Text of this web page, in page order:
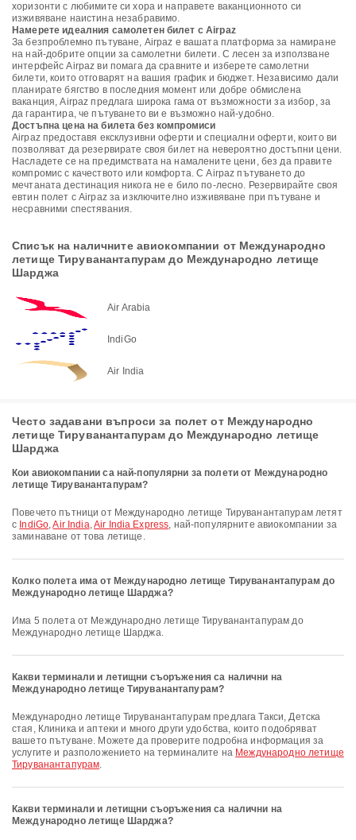
хоризонти с любимите си хора и направете ваканционното си
изживяване наистина незабравимо.
Намерете идеалния самолетен билет с Airpaz
За безпроблемно пътуване, Airpaz е вашата платформа за намиране
на най-добрите опции за самолетни билети. С лесен за използване
интерфейс Airpaz ви помага да сравните и изберете самолетни
билети, които отговарят на вашия график и бюджет. Независимо дали
планирате бягство в последния момент или добре обмислена
ваканция, Airpaz предлага широка гама от възможности за избор, за
да гарантира, че пътуването ви е възможно най-удобно.
Достъпна цена на билета без компромиси
Airpaz предоставя ексклузивни оферти и специални оферти, които ви
позволяват да резервирате своя билет на невероятно достъпни цени.
Насладете се на предимствата на намалените цени, без да правите
компромис с качеството или комфорта. С Airpaz пътуването до
мечтаната дестинация никога не е било по-лесно. Резервирайте своя
евтин полет с Airpaz за изключително изживяване при пътуване и
несравними спестявания.
Списък на наличните авиокомпании от Международно
летище Тируванантапурам до Международно летище
Шарджа
Air Arabia
IndiGo
Air India
Често задавани въпроси за полет от Международно
летище Тируванантапурам до Международно летище
Шарджа
Кои авиокомпании са най-популярни за полети от Международно
летище Тируванантапурам?
Повечето пътници от Международно летище Тируванантапурам летят
с IndiGo,Air India,Air India Express, най-популярните авиокомпании за
заминаване от това летище.
Колко полета има от Международно летище Тируванантапурам до
Международно летище Шарджа?
Има 5 полета от Международно летище Тируванантапурам до
Международно летище Шарджа.
Какви терминали и летищни съоръжения са налични на
Международно летище Тируванантапурам?
Международно летище Тируванантапурам предлага Такси, Детска
стая, Клиника и аптеки и много други удобства, които подобряват
вашето пътуване. Можете да проверите подробна информация за
услугите и разположението на терминалите на Международно летище
Тируванантапурам.
Какви терминали и летищни съоръжения са налични на
Международно летище Шарджа?